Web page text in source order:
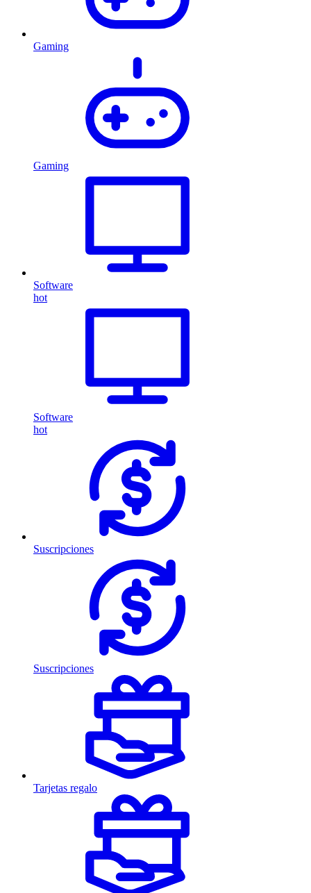
Gaming
Gaming
Software
hot
Software
hot
Suscripciones
Suscripciones
Tarjetas regalo